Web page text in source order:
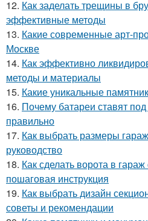
12. Как заделать трещины в
эффективные методы
13. Какие современные арт-
Москве
14. Как эффективно
методы и материалы
15. Какие уникальные
16. Почему батареи ставят
правильно
17. Как выбрать размеры
руководство
18. Как сделать ворота в
пошаговая инструкция
19. Как выбрать дизайн
советы и рекомендации